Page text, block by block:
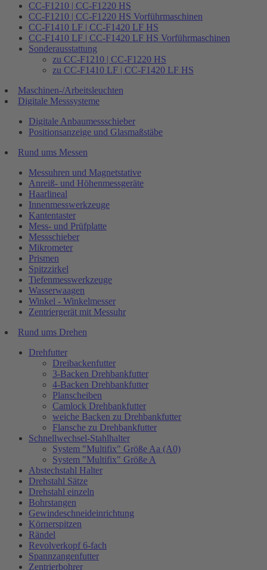
CC-F1210 | CC-F1220 HS
CC-F1210 | CC-F1220 HS Vorführmaschinen
CC-F1410 LF | CC-F1420 LF HS
CC-F1410 LF | CC-F1420 LF HS Vorführmaschinen
Sonderausstattung
zu CC-F1210 | CC-F1220 HS
zu CC-F1410 LF | CC-F1420 LF HS
Maschinen-/Arbeitsleuchten
Digitale Messsysteme
Digitale Anbaumessschieber
Positionsanzeige und Glasmaßstäbe
Rund ums Messen
Messuhren und Magnetstative
Anreiß- und Höhenmessgeräte
Haarlineal
Innenmesswerkzeuge
Kantentaster
Mess- und Prüfplatte
Messschieber
Mikrometer
Prismen
Spitzzirkel
Tiefenmesswerkzeuge
Wasserwaagen
Winkel - Winkelmesser
Zentriergerät mit Messuhr
Rund ums Drehen
Drehfutter
Dreibackenfutter
3-Backen Drehbankfutter
4-Backen Drehbankfutter
Planscheiben
Camlock Drehbankfutter
weiche Backen zu Drehbankfutter
Flansche zu Drehbankfutter
Schnellwechsel-Stahlhalter
System "Multifix" Größe Aa (A0)
System "Multifix" Größe A
Abstechstahl Halter
Drehstahl Sätze
Drehstahl einzeln
Bohrstangen
Gewindeschneideinrichtung
Körnerspitzen
Rändel
Revolverkopf 6-fach
Spannzangenfutter
Zentrierbohrer